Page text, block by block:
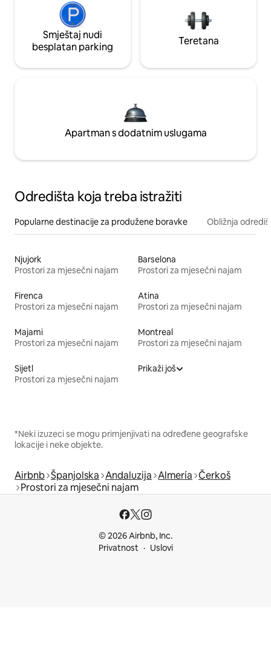
Smještaj nudi
besplatan parking
Teretana
Apartman s dodatnim uslugama
Odredišta koja treba istražiti
Popularne destinacije za produžene boravke Obližnja
Njujork
Prostori za mjesečni najam
Barselona
Prostori za mjesečni najam
Firenca
Prostori za mjesečni najam
Atina
Prostori za mjesečni najam
Majami
Prostori za mjesečni najam
Montreal
Prostori za mjesečni najam
Sijetl
Prostori za mjesečni najam
Prikaži još
*Neki izuzeci se mogu primjenjivati na određene geografske
lokacije i neke objekte.
Airbnb Španjolska Andaluzija Almería Čerkoš
Prostori za mjesečni najam
© 2026 Airbnb, Inc.
Privatnost
Uslovi